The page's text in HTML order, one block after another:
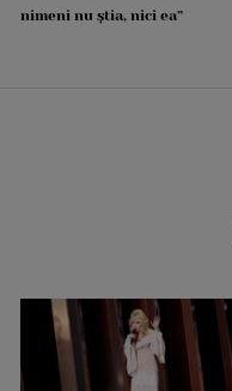
nimeni nu știa, nici ea”